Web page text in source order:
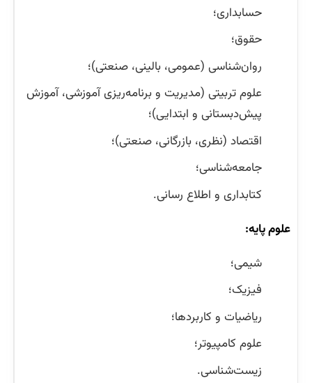
حسابداری؛
حقوق؛
روان‌شناسی (عمومی، بالینی، صنعتی)؛
علوم تربیتی (مدیریت و برنامه‌ریزی آموزشی، آموزش
پیش‌دبستانی و ابتدایی)؛
اقتصاد (نظری، بازرگانی، صنعتی)؛
جامعه‌شناسی؛
کتابداری و اطلاع رسانی.
علوم پایه:
شیمی؛
فیزیک؛
ریاضیات و کاربردها؛
علوم کامپیوتر؛
زیست‌شناسی.